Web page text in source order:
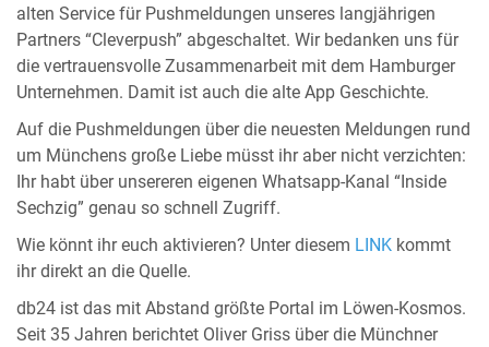
alten Service für Pushmeldungen unseres langjährigen
Partners “Cleverpush” abgeschaltet. Wir bedanken uns für
die vertrauensvolle Zusammenarbeit mit dem Hamburger
Unternehmen. Damit ist auch die alte App Geschichte.
Auf die Pushmeldungen über die neuesten Meldungen rund
um Münchens große Liebe müsst ihr aber nicht verzichten:
Ihr habt über unsereren eigenen Whatsapp-Kanal “Inside
Sechzig” genau so schnell Zugriff.
Wie könnt ihr euch aktivieren? Unter diesem LINK kommt
ihr direkt an die Quelle.
db24 ist das mit Abstand größte Portal im Löwen-Kosmos.
Seit 35 Jahren berichtet Oliver Griss über die Münchner